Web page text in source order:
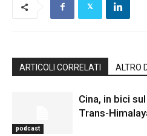
ARTICOLI CORRELATI ALTRO
podcast
Cina, in bici
Trans-